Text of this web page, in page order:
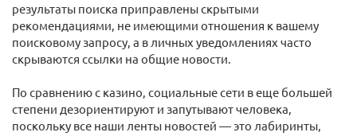
результаты поиска приправлены скрытыми
рекомендациями, не имеющими отношения к вашему
поисковому запросу, а в личных уведомлениях часто
скрываются ссылки на общие новости.
По сравнению с казино, социальные сети в еще большей
степени дезориентируют и запутывают человека,
поскольку все наши ленты новостей — это лабиринты,